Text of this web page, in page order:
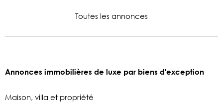
Toutes les annonces
Annonces immobilières de luxe par biens d'exception
Maison, villa et propriété